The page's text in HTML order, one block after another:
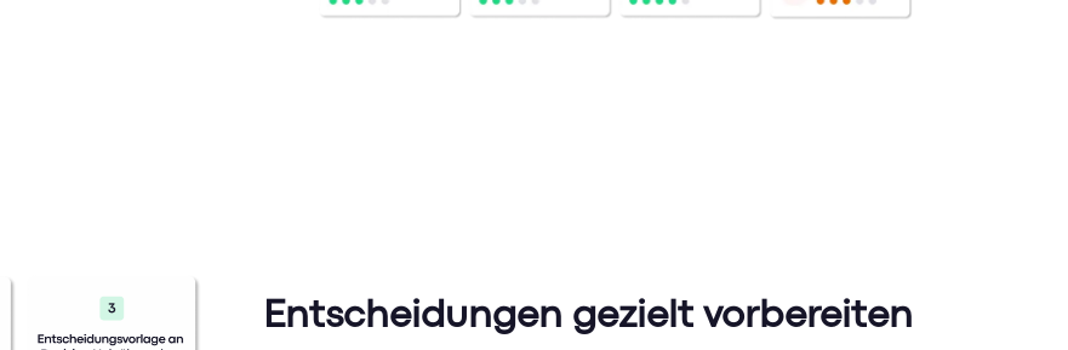
Entscheidungen gezielt vorbereiten